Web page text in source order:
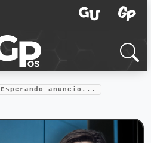
Esperando anuncio...